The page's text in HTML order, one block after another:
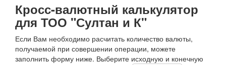
Кросс-валютный калькулятор
для ТОО "Султан и К"
Если Вам необходимо расчитать количество валюты,
получаемой при совершении операции, можете
заполнить форму ниже. Выберите исходную и конечную